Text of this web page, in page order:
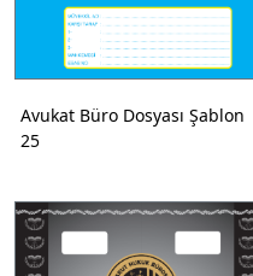
Avukat Büro Dosyası Şablon
25